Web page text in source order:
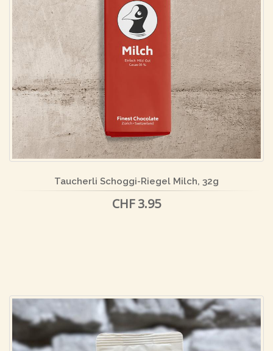
Taucherli Schoggi-Riegel Milch, 32g
CHF 3.95